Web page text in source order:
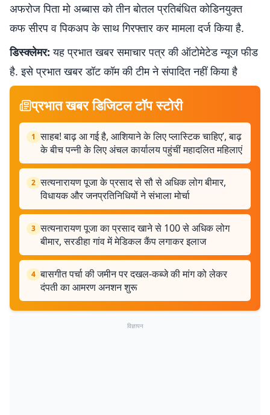
अफरोज पिता मो अब्बास को तीन बोतल प्रतिबंधित कोडिनयुक्त
कफ सीरप व पिकअप के साथ गिरफ्तार कर मामला दर्ज किया है.
डिस्क्लेमर: यह प्रभात खबर समाचार पत्र की ऑटोमेटेड न्यूज फीड
है. इसे प्रभात खबर डॉट कॉम की टीम ने संपादित नहीं किया है
प्रभात खबर डिजिटल टॉप स्टोरी
1 साहब! बाढ़ आ गई है, आशियाने के लिए प्लास्टिक चाहिए’, बाढ़
के बीच पन्नी के लिए अंचल कार्यालय पहुंचीं महादलित महिलाएं
2 सत्यनारायण पूजा के प्रसाद से सौ से अधिक लोग बीमार,
विधायक और जनप्रतिनिधियों ने संभाला मोर्चा
3 सत्यनारायण पूजा का प्रसाद खाने से 100 से अधिक लोग
बीमार, सरडीहा गांव में मेडिकल कैंप लगाकर इलाज
4 बासगीत पर्चा की जमीन पर दखल-कब्जे की मांग को लेकर
दंपती का आमरण अनशन शुरू
विज्ञापन